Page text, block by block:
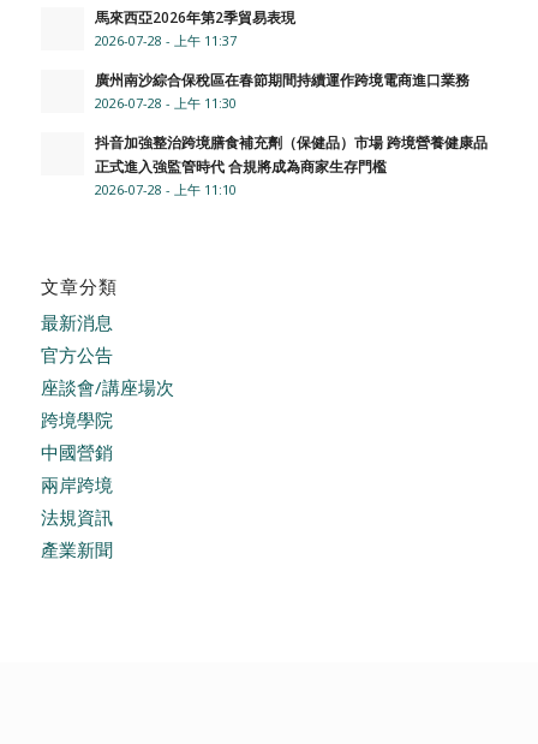
馬來西亞2026年第2季貿易表現
2026-07-28 - 上午 11:37
廣州南沙綜合保稅區在春節期間持續運作跨境電商進口業務
2026-07-28 - 上午 11:30
抖音加強整治跨境膳食補充劑（保健品）市場 跨境營養健康品
正式進入強監管時代 合規將成為商家生存門檻
2026-07-28 - 上午 11:10
文章分類
最新消息
官方公告
座談會/講座場次
跨境學院
中國營銷
兩岸跨境
法規資訊
產業新聞